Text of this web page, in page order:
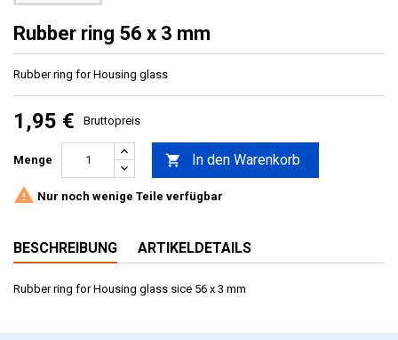
Rubber ring 56 x 3 mm
Rubber ring for Housing glass
1,95 € Bruttopreis
Menge  In den Warenkorb
 Nur noch wenige Teile verfügbar
BESCHREIBUNG ARTIKELDETAILS
Rubber ring for Housing glass sice 56 x 3 mm